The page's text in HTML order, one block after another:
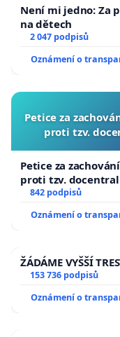
Není mi jedno: Za
na dětech
2 047 podpisů
Oznámení o
Petice za
proti tzv.
Petice za
proti tzv.
842 podpisů
Oznámení o
ŽÁDÁME VYŠŠÍ
153 736 podpisů
Oznámení o